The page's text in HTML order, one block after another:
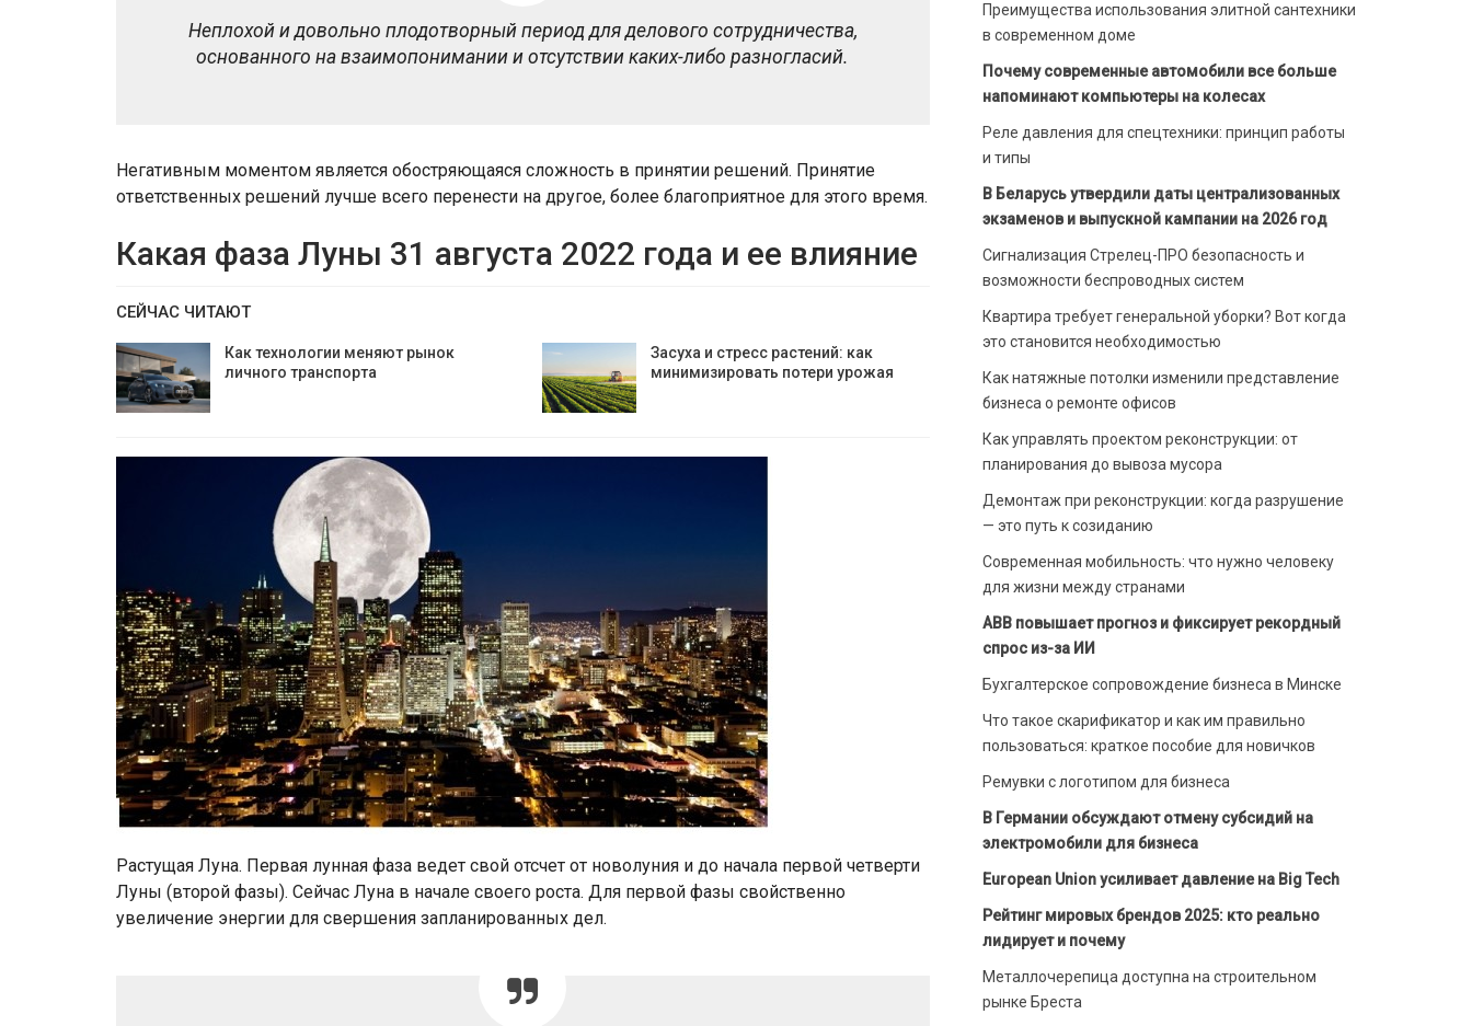
Неплохой и довольно плодотворный период для делового сотрудничества,
основанного на взаимопонимании и отсутствии каких-либо разногласий.
Негативным моментом является обостряющаяся сложность в принятии решений. Принятие
ответственных решений лучше всего перенести на другое, более благоприятное для этого время.
Какая фаза Луны 31 августа 2022 года и ее влияние
СЕЙЧАС ЧИТАЮТ
Как технологии меняют рынок
личного транспорта
Засуха и стресс растений: как
минимизировать потери урожая
Растущая Луна. Первая лунная фаза ведет свой отсчет от новолуния и до начала первой четверти
Луны (второй фазы). Сейчас Луна в начале своего роста. Для первой фазы свойственно
увеличение энергии для свершения запланированных дел.
Преимущества использования элитной сантехники
в современном доме
Почему современные автомобили все больше
напоминают компьютеры на колесах
Реле давления для спецтехники: принцип работы
и типы
В Беларусь утвердили даты централизованных
экзаменов и выпускной кампании на 2026 год
Сигнализация Стрелец-ПРО безопасность и
возможности беспроводных систем
Квартира требует генеральной уборки? Вот когда
это становится необходимостью
Как натяжные потолки изменили представление
бизнеса о ремонте офисов
Как управлять проектом реконструкции: от
планирования до вывоза мусора
Демонтаж при реконструкции: когда разрушение
— это путь к созиданию
Современная мобильность: что нужно человеку
для жизни между странами
ABB повышает прогноз и фиксирует рекордный
спрос из-за ИИ
Бухгалтерское сопровождение бизнеса в Минске
Что такое скарификатор и как им правильно
пользоваться: краткое пособие для новичков
Ремувки с логотипом для бизнеса
В Германии обсуждают отмену субсидий на
электромобили для бизнеса
European Union усиливает давление на Big Tech
Рейтинг мировых брендов 2025: кто реально
лидирует и почему
Металлочерепица доступна на строительном
рынке Бреста